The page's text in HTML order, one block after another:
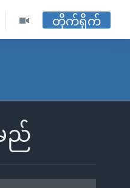
တိုက်ရိုက်
ည်